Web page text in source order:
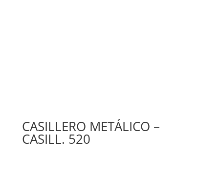
CASILLERO METÁLICO –
CASILL. 520